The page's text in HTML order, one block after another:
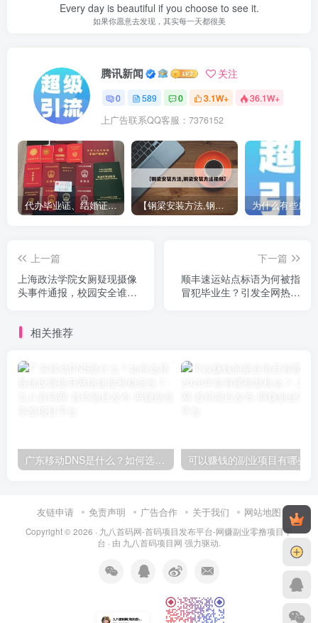
Every day is beautiful if you choose to see it.
如果你愿意去发现，其实每一天都很美
腾讯新闻 关注
0 589 0 3.1W+ 36.1W+
上广告联系QQ客服：7376152
代办毕业证、结婚证、房产证、不动产权证书、离婚证、中专/大专/高中 【钢梁安装方法,钢梁安装方法视频】
上一篇
上海政法学院女厕疑现摄像
头事件通报，校园安全谁来
下一篇
顺丰速运站点标语为何被指
冒犯毕业生？引发全网热议
相关推荐
广东移动DNS是什么？如何选择最优设置提升网络速度和稳定性？
友链申请 免责声明 广告合作 关于我们 网站地图
Copyright © 2026 · 九八首码网-首码项目发布平台-网赚副业零撸项目平
台 · 由 九八首码项目网 强力驱动.